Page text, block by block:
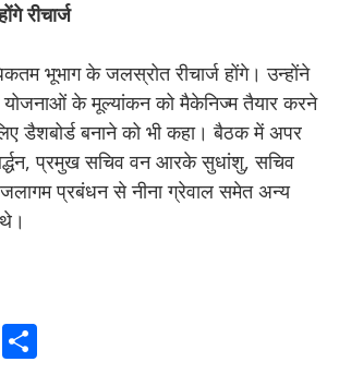
रीचार्ज
भूभाग के जलस्रोत रीचार्ज होंगे। उन्होंने
योजनाओं के मूल्यांकन को मैकेनिज्म तैयार करने
डैशबोर्ड बनाने को भी कहा। बैठक में अपर
प्रमुख सचिव वन आरके सुधांशु, सचिव
जलागम प्रबंधन से नीना ग्रेवाल समेत अन्य
E